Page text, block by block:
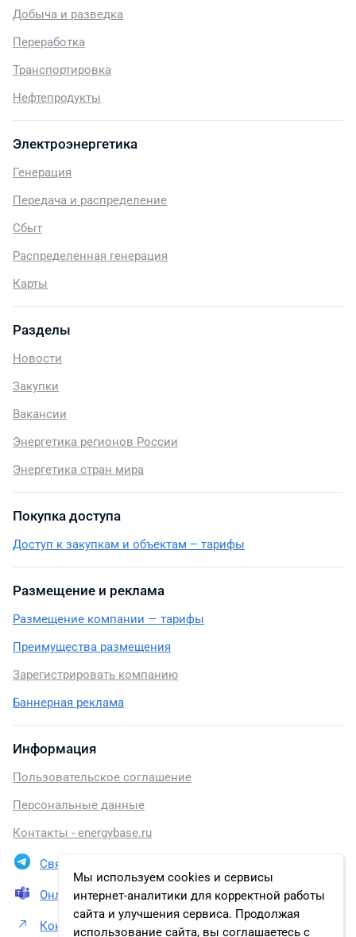
Мы используем cookies и сервисы
интернет-аналитики для корректной работы
сайта и улучшения сервиса. Продолжая
использование сайта, вы соглашаетесь с
Добыча и разведка
Переработка
Транспортировка
Нефтепродукты
Электроэнергетика
Генерация
Передача и распределение
Сбыт
Распределенная генерация
Карты
Разделы
Новости
Закупки
Вакансии
Энергетика регионов России
Энергетика стран мира
Покупка доступа
Доступ к закупкам и объектам – тарифы
Размещение и реклама
Размещение компании — тарифы
Преимущества размещения
Зарегистрировать компанию
Баннерная реклама
Информация
Пользовательское соглашение
Персональные данные
Контакты - energybase.ru
Связаться в Telegram
Онлайн презентация
Контакты ООО «РН-Уватнефтегаз»